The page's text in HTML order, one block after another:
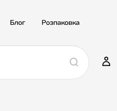
Блог Розпаковка